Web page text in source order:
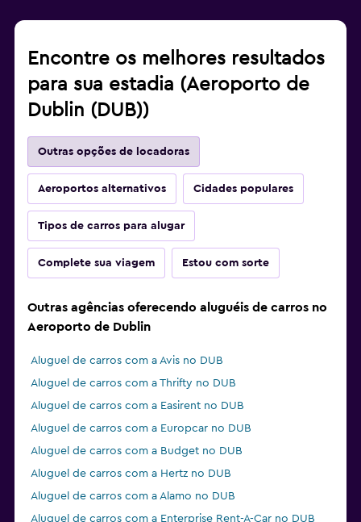
Encontre os melhores resultados
para sua estadia (Aeroporto de
Dublin (DUB))
Outras opções de locadoras
Aeroportos alternativos Cidades populares
Tipos de carros para alugar
Complete sua viagem Estou com sorte
Outras agências oferecendo aluguéis de carros no
Aeroporto de Dublin
Aluguel de carros com a Avis no DUB
Aluguel de carros com a Thrifty no DUB
Aluguel de carros com a Easirent no DUB
Aluguel de carros com a Europcar no DUB
Aluguel de carros com a Budget no DUB
Aluguel de carros com a Hertz no DUB
Aluguel de carros com a Alamo no DUB
Aluguel de carros com a Enterprise Rent-A-Car no DUB